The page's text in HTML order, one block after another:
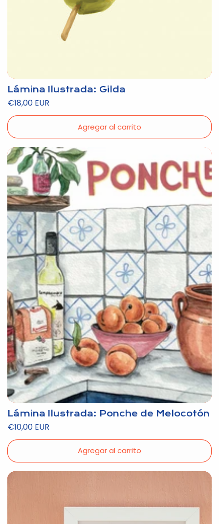
Lámina Ilustrada: Gilda
Precio
habitual
€18,00 EUR
Agregar al carrito
Lámina Ilustrada: Ponche de Melocotón
Precio
habitual
€10,00 EUR
Agregar al carrito